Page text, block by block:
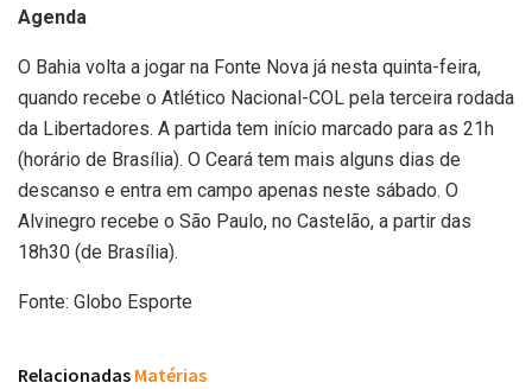
Agenda
O Bahia volta a jogar na Fonte Nova já nesta quinta-feira,
quando recebe o Atlético Nacional-COL pela terceira rodada
da Libertadores. A partida tem início marcado para as 21h
(horário de Brasília). O Ceará tem mais alguns dias de
descanso e entra em campo apenas neste sábado. O
Alvinegro recebe o São Paulo, no Castelão, a partir das
18h30 (de Brasília).
Fonte: Globo Esporte
Relacionadas Matérias